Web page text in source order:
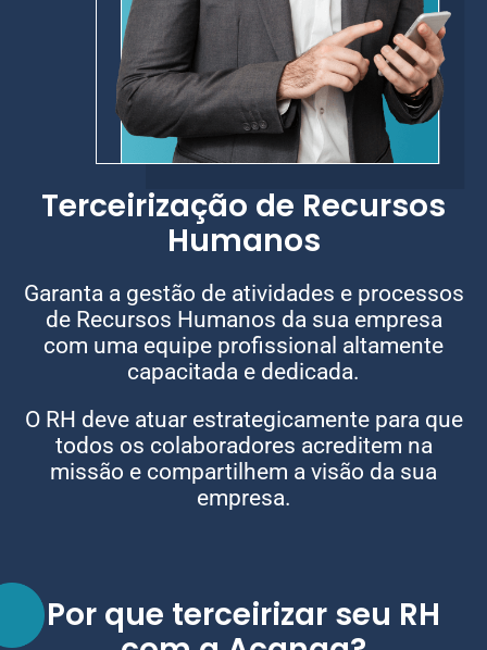
Terceirização de Recursos
Humanos
Garanta a gestão de atividades e processos
de Recursos Humanos da sua empresa
com uma equipe profissional altamente
capacitada e dedicada.
O RH deve atuar estrategicamente para que
todos os colaboradores acreditem na
missão e compartilhem a visão da sua
empresa.
Por que terceirizar seu RH